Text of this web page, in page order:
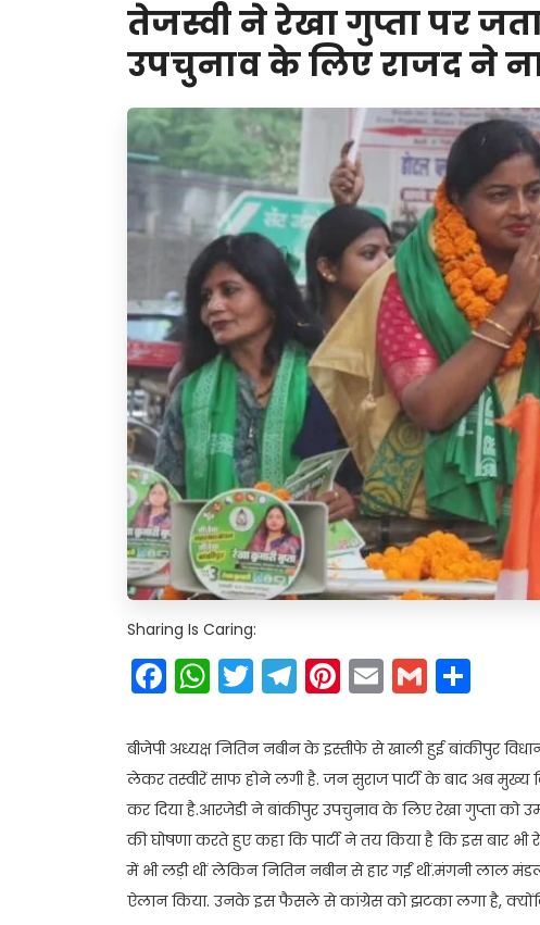
तेजस्वी ने रेखा गुप्ता पर
उपचुनाव के लिए राजद ने
Sharing Is Caring:
Facebook
WhatsApp
Twitter
Telegram
Pinterest
EmailGmail
बीजेपी अध्यक्ष नितिन नबीन के इस्तीफे से खाली हुई बांकीपुर
लेकर तस्वीरें साफ होने लगी है. जन सुराज पार्टी के बाद अब मुख्य
कर दिया है.आरजेडी ने बांकीपुर उपचुनाव के लिए रेखा गुप्ता को
की घोषणा करते हुए कहा कि पार्टी ने तय किया है कि इस बार भी
में भी लड़ी थीं लेकिन नितिन नबीन से हार गईं थीं.मंगनी लाल
ऐलान किया. उनके इस फैसले से कांग्रेस को झटका लगा है, क्योंकि